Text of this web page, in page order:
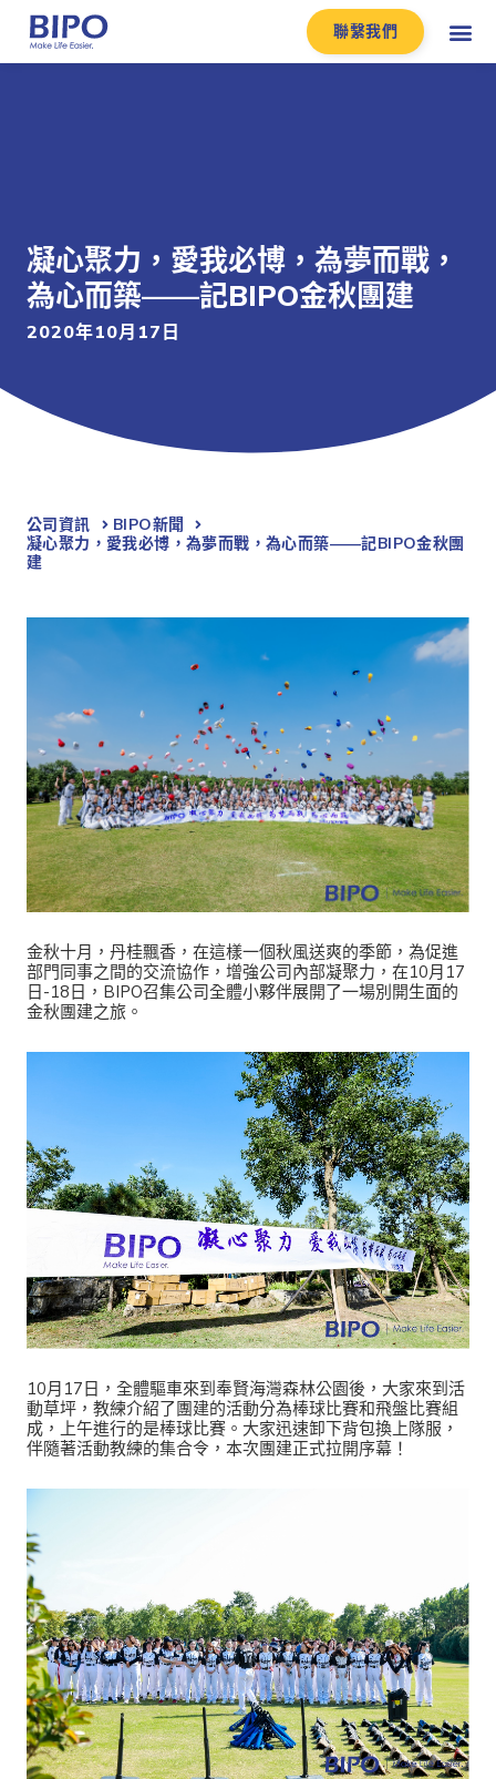
聯繫我們
凝心聚力，愛我必博，為夢而戰，
為心而築——記BIPO金秋團建
2020年10月17日
公司資訊
BIPO新聞​
凝心聚力，愛我必博，為夢而戰，為心而築——記BIPO金秋團
建
金秋十月，丹桂飄香，在這樣一個秋風送爽的季節，為促進
部門同事之間的交流協作，增強公司內部凝聚力，在10月17
日-18日，BIPO召集公司全體小夥伴展開了一場別開生面的
金秋團建之旅。
10月17日，全體驅車來到奉賢海灣森林公園後，大家來到活
動草坪，教練介紹了團建的活動分為棒球比賽和飛盤比賽組
成，上午進行的是棒球比賽。大家迅速卸下背包換上隊服，
伴隨著活動教練的集合令，本次團建正式拉開序幕！